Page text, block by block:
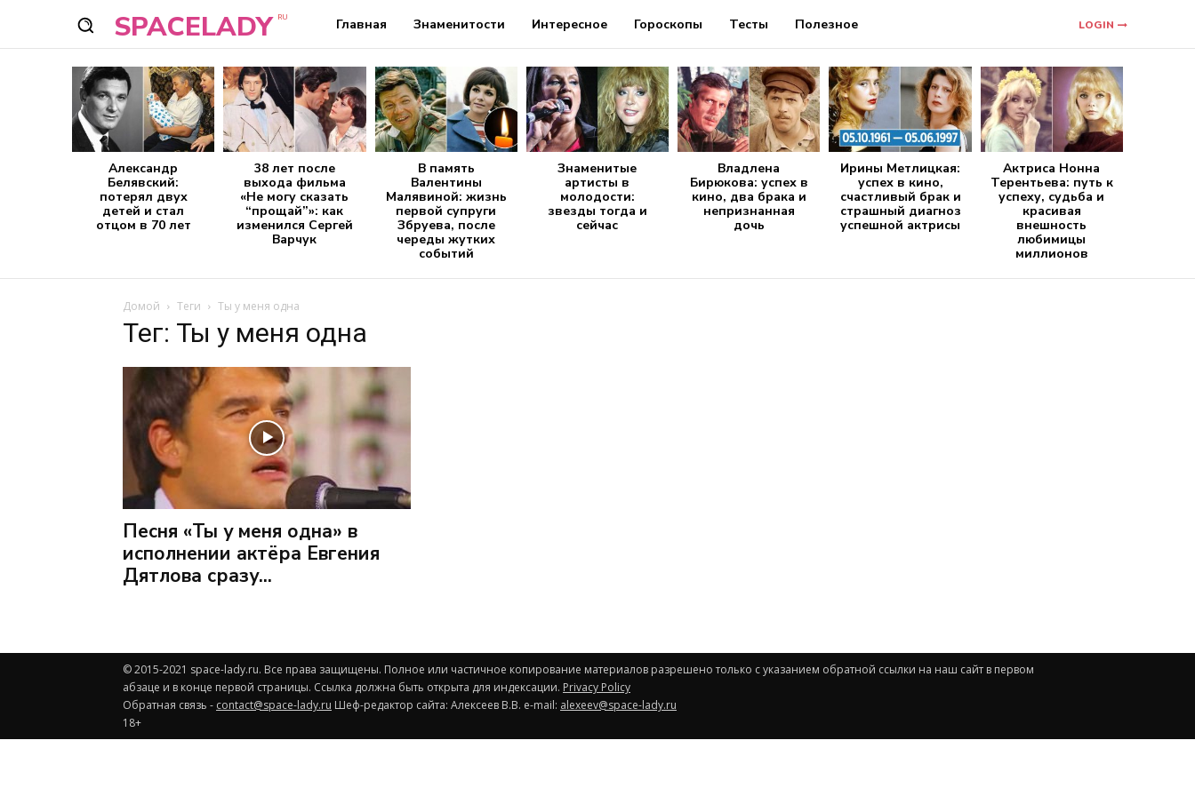
SPACELADY RU Главная Знаменитости Интересное Гороскопы Тесты Полезное LOGIN
Александр
Белявский:
потерял двух
детей и стал
отцом в 70 лет
38 лет после
выхода фильма
«Не могу сказать
“прощай”»: как
изменился Сергей
Варчук
В память
Валентины
Малявиной: жизнь
первой супруги
Збруева, после
череды жутких
событий
Знаменитые
артисты в
молодости:
звезды тогда и
сейчас
Владлена
Бирюкова: успех в
кино, два брака и
непризнанная
дочь
Ирины Метлицкая:
успех в кино,
счастливый брак и
страшный диагноз
успешной актрисы
Актриса Нонна
Терентьева: путь к
успеху, судьба и
красивая
внешность
любимицы
миллионов
Домой Теги Ты у меня одна
Тег: Ты у меня одна
Песня «Ты у меня одна» в
исполнении актёра Евгения
Дятлова сразу...
© 2015-2021 space-lady.ru. Все права защищены. Полное или частичное копирование материалов разрешено только с указанием обратной ссылки на наш сайт в первом
абзаце и в конце первой страницы. Ссылка должна быть открыта для индексации. Privacy Policy
Обратная связь - contact@space-lady.ru Шеф-редактор сайта: Алексеев В.В. e-mail: alexeev@space-lady.ru
18+